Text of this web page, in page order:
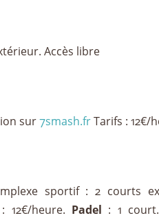
Accès libre
sur7smash.frTarifs : 12€/
sportif : 2 courts
heure. Padel : 1